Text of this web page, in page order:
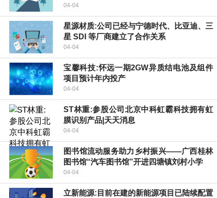
04-04
星源材质:公司已经与宁德时代、比亚迪、三
星 SDI 等厂商建立了合作关系
04-04
宝馨科技:怀远一期2GW异质结电池及组件
项目预计年内投产
04-04
ST林重:参股公司北京中科虹霸科技拥有虹
膜识别产品|天天消息
04-04
图书馆流动服务助力乡村振兴——广西桂林
图书馆“汽车图书馆”开进四塘镇刘村小学
04-04
立新能源:目前在建的新能源项目已陆续配置